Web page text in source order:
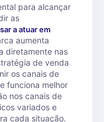
para alcançar
as
a atuar em
aumenta
diretamente nas
de venda
os canais de
funciona melhor
nos canais de
variados e
cada situação.